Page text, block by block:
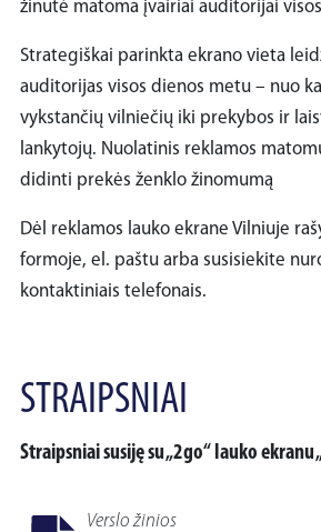
žinutė matoma įvairiai auditorijai
Strategiškai parinkta ekrano vieta
auditorijas visos dienos metu – nuo
vykstančių vilniečių iki prekybos ir
lankytojų. Nuolatinis reklamos
didinti prekės ženklo žinomumą
Dėl reklamos lauko ekrane Vilniuje
formoje, el. paštu arba susisiekite
kontaktiniais telefonais.
STRAIPSNIAI
Straipsniai susiję su „2go“ lauko ekranu
Verslo žinios